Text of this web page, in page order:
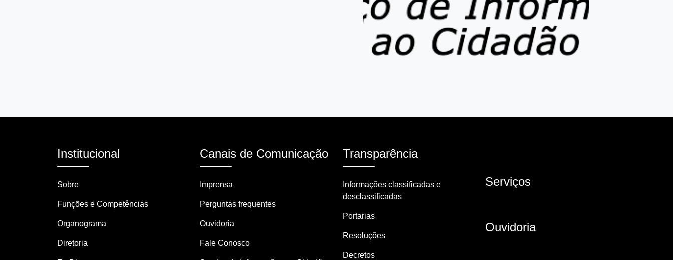
Institucional
Sobre
Funções e Competências
Organograma
Diretoria
Canais de Comunicação
Imprensa
Perguntas frequentes
Ouvidoria
Fale Conosco
Transparência
Informações classificadas e
desclassificadas
Portarias
Resoluções
Decretos
Serviços
Ouvidoria